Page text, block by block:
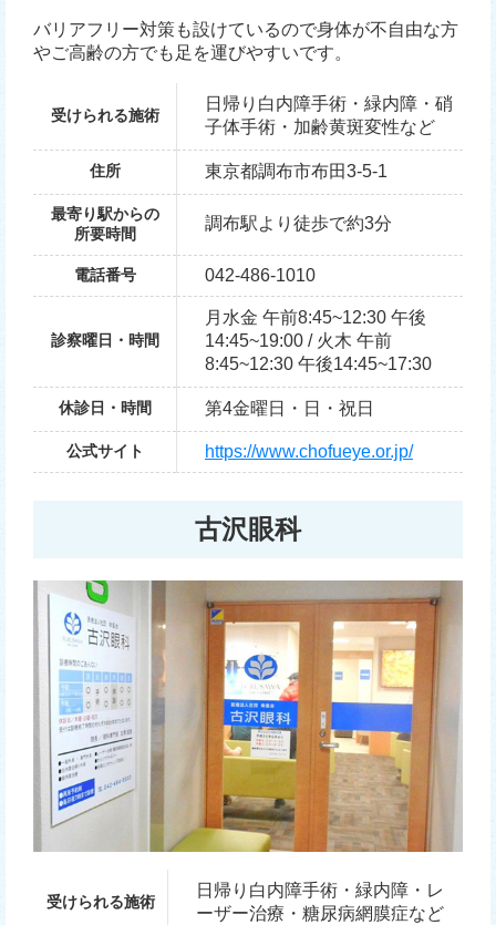
バリアフリー対策も設けているので身体が不自由な方
やご高齢の方でも足を運びやすいです。
受けられる施術
日帰り白内障手術・緑内障・硝
子体手術・加齢黄斑変性など
住所 東京都調布市布田3-5-1
最寄り駅からの
所要時間
調布駅より徒歩で約3分
電話番号 042-486-1010
診察曜日・時間
月水金 午前8:45~12:30 午後
14:45~19:00 / 火木 午前
8:45~12:30 午後14:45~17:30
休診日・時間 第4金曜日・日・祝日
公式サイト https://www.chofueye.or.jp/
古沢眼科
受けられる施術
日帰り白内障手術・緑内障・レ
ーザー治療・糖尿病網膜症など